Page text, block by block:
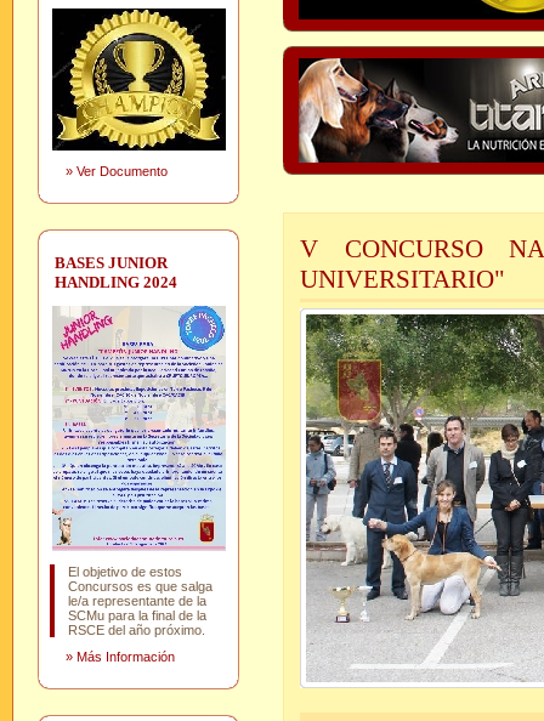
» Ver Documento
BASES JUNIOR
HANDLING 2024
El objetivo de estos
Concursos es que salga
le/a representante de la
SCMu para la final de la
RSCE del año próximo.
» Más Información
V CONCURSO
UNIVERSITARIO"